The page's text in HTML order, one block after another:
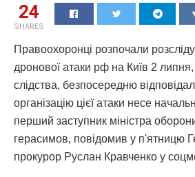
24
SHARES
Правоохоронці розпочали
дронової атаки рф на Київ 2
слідства, безпосередню
організацію цієї атаки несе
перший заступник міністра
герасимов, повідомив у п'ятницю
прокурор Руслан Кравченко у